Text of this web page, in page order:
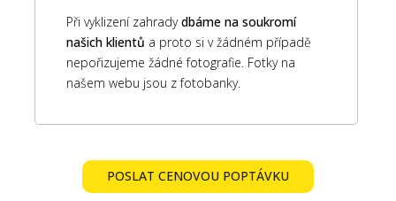
Při vyklizení zahradydbáme na soukromí
našich klientů a proto si v žádném případě
nepořizujeme žádné fotografie. Fotky na
našem webu jsou z fotobanky.
POSLAT CENOVOU POPTÁVKU